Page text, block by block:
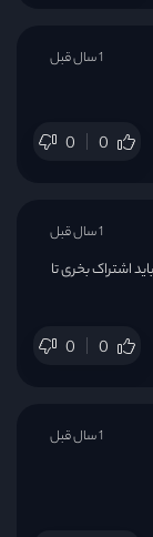
0 0
1 سال قبل
اشتراک بخری تا
0 0
1 سال قبل
1 سال قبل